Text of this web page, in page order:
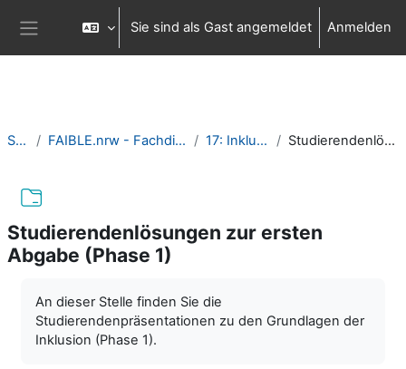
Website-Übersicht
Sie sind als Gast angemeldet Anmelden
Startseite FAIBLE.nrw - Fachdidaktik Informatik in Bausteinen für die Lehre 17: Inklusion praktisch erfahren Studierendenlösungen zur ersten Abgabe (Phase 1)
Studierendenlösungen zur ersten
Abgabe (Phase 1)
An dieser Stelle finden Sie die
Studierendenpräsentationen zu den Grundlagen der
Inklusion (Phase 1).